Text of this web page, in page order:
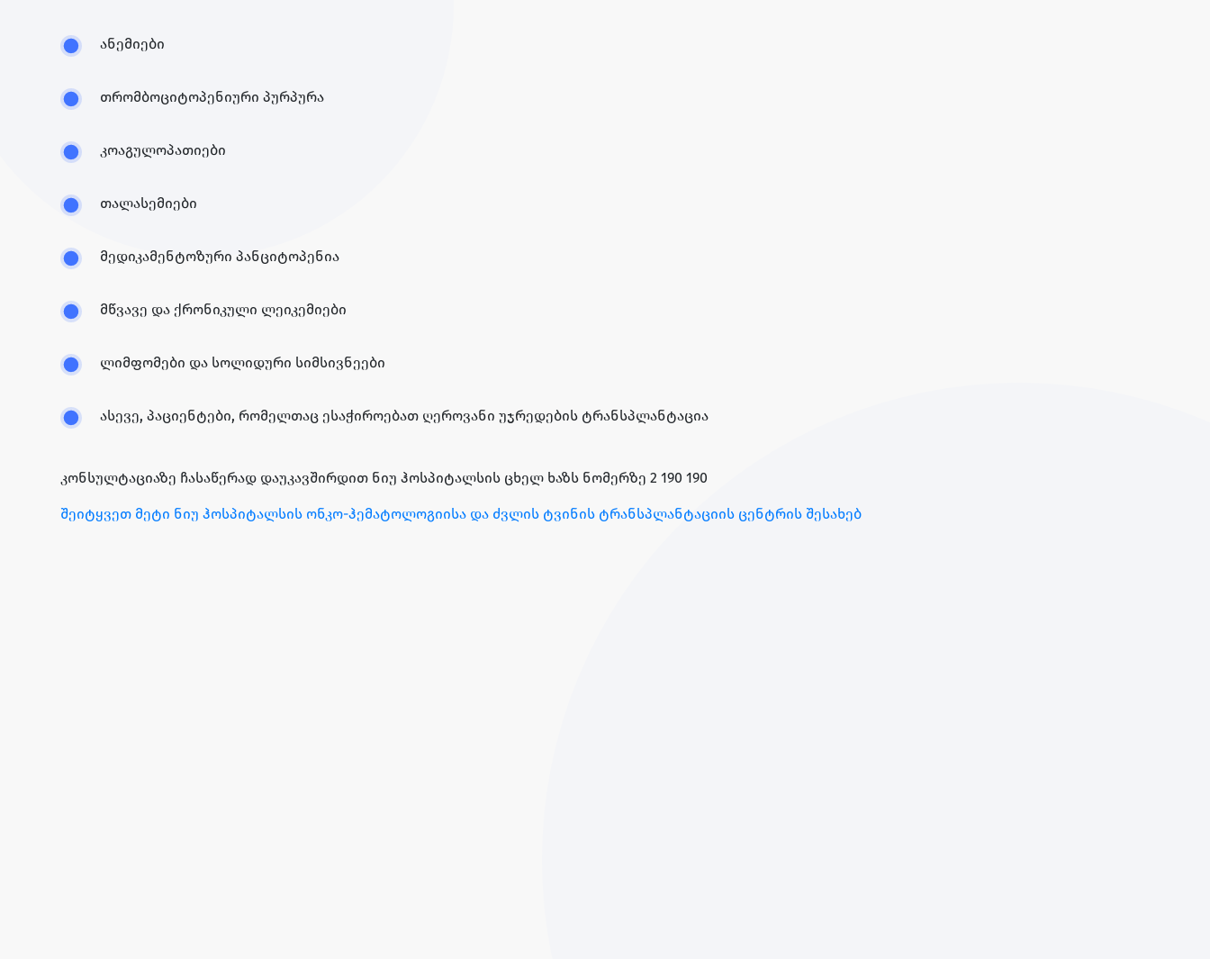
ანემიები
თრომბოციტოპენიური პურპურა
კოაგულოპათიები
თალასემიები
მედიკამენტოზური პანციტოპენია
მწვავე და ქრონიკული ლეიკემიები
ლიმფომები და სოლიდური სიმსივნეები
ასევე, პაციენტები, რომელთაც ესაჭიროებათ ღეროვანი უჯრედების ტრანსპლანტაცია
კონსულტაციაზე ჩასაწერად დაუკავშირდით ნიუ ჰოსპიტალსის ცხელ ხაზს ნომერზე 2 190 190
შეიტყვეთ მეტი ნიუ ჰოსპიტალსის ონკო-ჰემატოლოგიისა და ძვლის ტვინის ტრანსპლანტაციის ცენტრის შესახებ